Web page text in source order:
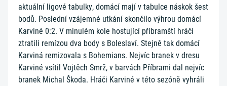
aktuální ligové tabulky, domácí mají v tabulce náskok šest
bodů. Poslední vzájemné utkání skončilo výhrou domácí
Karviné 0:2. V minulém kole hostující příbramští hráči
ztratili remízou dva body s Boleslaví. Stejně tak domácí
Karviná remizovala s Bohemians. Nejvíc branek v dresu
Karviné vsítil Vojtěch Smrž, v barvách Příbrami dal nejvíc
branek Michal Škoda. Hráči Karviné v této sezóně vyhráli